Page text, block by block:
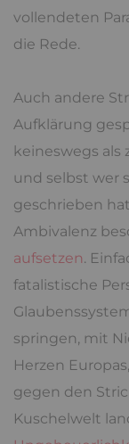
vollendeten
die Rede.
Auch andere
Aufklärung
keineswegs
und selbst wer
geschrieben
Ambivalenz
aufsetzen.
fatalistische
springen, mit
Herzen
gegen den
Kuschelwelt